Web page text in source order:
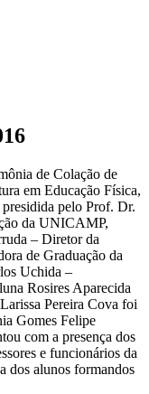
de Colação de
em Educação Física,
pelo Prof. Dr.
da UNICAMP,
– Diretor da
de Graduação da
Uchida –
Rosires Aparecida
Pereira Cova foi
Gomes Felipe
com a presença dos
e funcionários da
dos alunos formandos